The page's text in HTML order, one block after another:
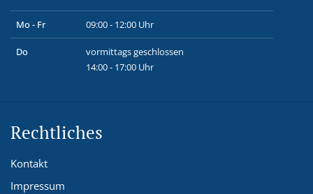
Mo - Fr 09:00 - 12:00 Uhr
Do
vormittags geschlossen
14:00 - 17:00 Uhr
Rechtliches
Kontakt
Impressum